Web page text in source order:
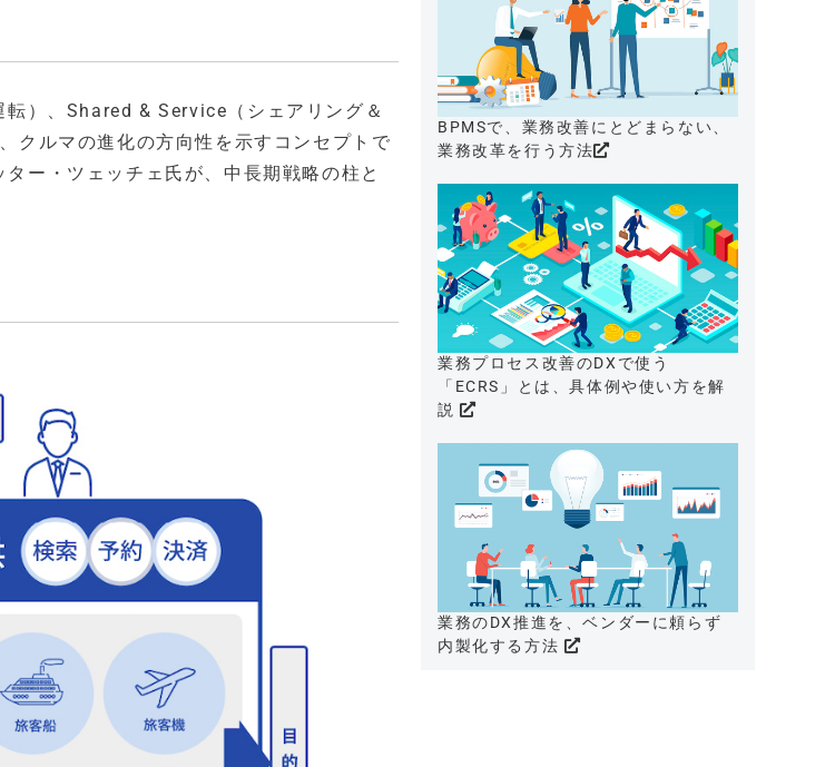
）、Shared & Service（シェアリング＆
クルマの進化の方向性を示すコンセプトで
ー・ツェッチェ氏が、中長期戦略の柱と
BPMSで、業務改善にとどまらない、
業務改革を行う方法
業務プロセス改善のDXで使う
「ECRS」とは、具体例や使い方を解
説
業務のDX推進を、ベンダーに頼らず
内製化する方法